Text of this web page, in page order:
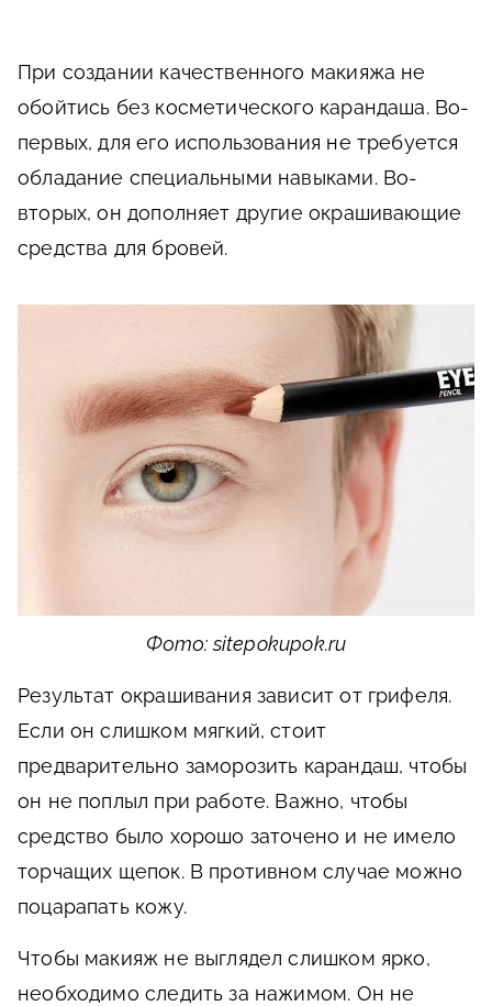
При создании качественного макияжа не
обойтись без косметического карандаша. Во-
первых, для его использования не требуется
обладание специальными навыками. Во-
вторых, он дополняет другие окрашивающие
средства для бровей.
Фото: sitepokupok.ru
Результат окрашивания зависит от грифеля.
Если он слишком мягкий, стоит
предварительно заморозить карандаш, чтобы
он не поплыл при работе. Важно, чтобы
средство было хорошо заточено и не имело
торчащих щепок. В противном случае можно
поцарапать кожу.
Чтобы макияж не выглядел слишком ярко,
необходимо следить за нажимом. Он не